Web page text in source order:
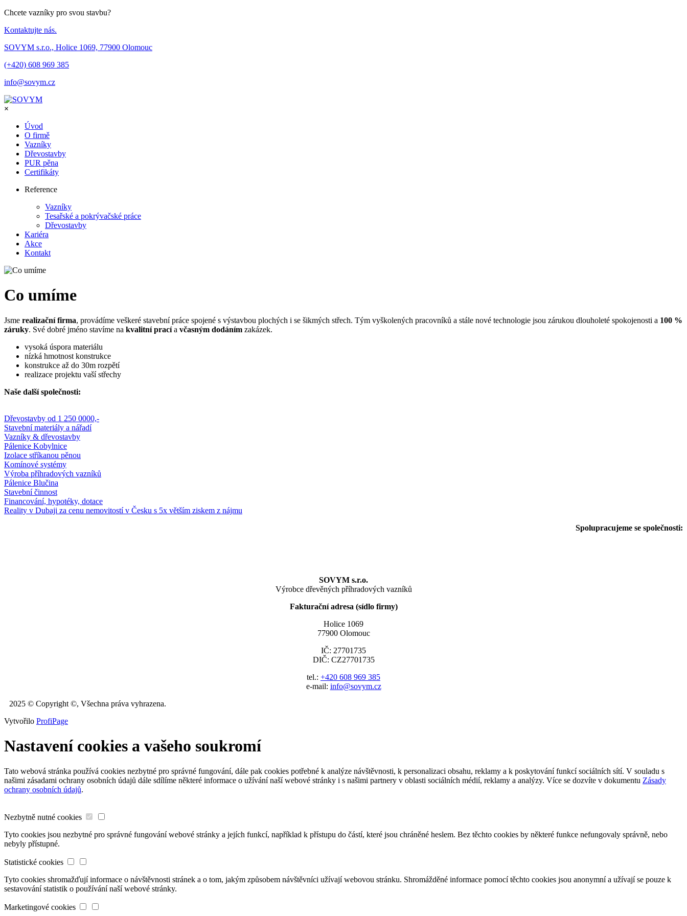
Chcete vazníky pro svou stavbu?
Kontaktujte nás.
SOVYM s.r.o., Holice 1069, 77900 Olomouc
(+420) 608 969 385
info@sovym.cz
×
Úvod
O firmě
Vazníky
Dřevostavby
PUR pěna
Certifikáty
Reference
Vazníky
Tesařské a pokrývačské práce
Dřevostavby
Kariéra
Akce
Kontakt
Co umíme
Jsme realizační firma, provádíme veškeré stavební práce spojené s výstavbou plochých i se šikmých střech. Tým vyškolených pracovníků a stále nové technologie jsou zárukou dlouholeté spokojenosti a 100 %
záruky. Své dobré jméno stavíme na kvalitní pracía včasným dodáním zakázek.
vysoká úspora materiálu
nízká hmotnost konstrukce
konstrukce až do 30m rozpětí
realizace projektu vaší střechy
Naše další společnosti:
Dřevostavby od 1 250 0000,-
Stavební materiály a nářadí
Vazníky & dřevostavby
Pálenice Kobylnice
Izolace stříkanou pěnou
Komínové systémy
Výroba příhradových vazníků
Pálenice Blučina
Stavební činnost
Financování, hypotéky, dotace
Reality v Dubaji za cenu nemovitostí v Česku s 5x větším ziskem z nájmu
Spolupracujeme se společnosti:
SOVYM s.r.o.
Výrobce dřevěných příhradových vazníků
Fakturační adresa (sídlo firmy)
Holice 1069
77900 Olomouc
IČ: 27701735
DIČ: CZ27701735
tel.: +420 608 969 385
e-mail: info@sovym.cz
2025 © Copyright ©, Všechna práva vyhrazena.
Vytvořilo ProfiPage
Nastavení cookies a vašeho soukromí
Tato webová stránka používá cookies nezbytné pro správné fungování, dále pak cookies potřebné k analýze návštěvnosti, k personalizaci obsahu, reklamy a k poskytování funkcí sociálních sítí. V souladu s
našimi zásadami ochrany osobních údajů dále sdílíme některé informace o užívání naší webové stránky i s našimi partnery v oblasti sociálních médií, reklamy a analýzy. Více se dozvíte v dokumentu Zásady
ochrany osobních údajů.
Nezbytně nutné cookies
Tyto cookies jsou nezbytné pro správné fungování webové stránky a jejích funkcí, například k přístupu do částí, které jsou chráněné heslem. Bez těchto cookies by některé funkce nefungovaly správně, nebo
nebyly přístupné.
Statistické cookies
Tyto cookies shromažďují informace o návštěvnosti stránek a o tom, jakým způsobem návštěvníci užívají webovou stránku. Shromážděné informace pomocí těchto cookies jsou anonymní a užívají se pouze k
sestavování statistik o používání naší webové stránky.
Marketingové cookies